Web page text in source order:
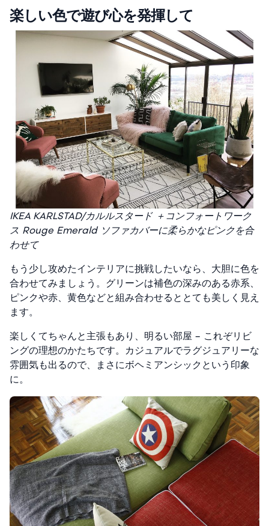
楽しい色で遊び心を発揮して
IKEA KARLSTAD/カルルスタード ＋コンフォートワーク
ス Rouge Emerald ソファカバーに柔らかなピンクを合
わせて
もう少し攻めたインテリアに挑戦したいなら、大胆に色を
合わせてみましょう。グリーンは補色の深みのある赤系、
ピンクや赤、黄色などと組み合わせるととても美しく見え
ます。
楽しくてちゃんと主張もあり、明るい部屋 – これぞリビ
ングの理想のかたちです。カジュアルでラグジュアリーな
雰囲気も出るので、まさにボヘミアンシックという印象
に。